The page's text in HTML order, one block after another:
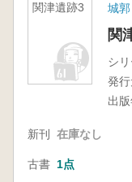
関津遺跡3 城郭
関
シリ
発行
出版
新刊 在庫なし
古書 1点